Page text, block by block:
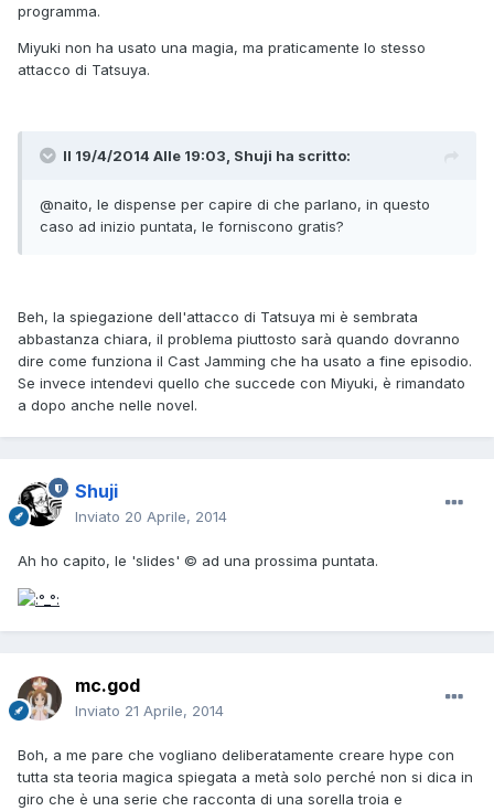
programma.
Miyuki non ha usato una magia, ma praticamente lo stesso
attacco di Tatsuya.
Il 19/4/2014 Alle 19:03, Shuji ha scritto:
@naito, le dispense per capire di che parlano, in questo
caso ad inizio puntata, le forniscono gratis?
Beh, la spiegazione dell'attacco di Tatsuya mi è sembrata
abbastanza chiara, il problema piuttosto sarà quando dovranno
dire come funziona il Cast Jamming che ha usato a fine episodio.
Se invece intendevi quello che succede con Miyuki, è rimandato
a dopo anche nelle novel.
Shuji
Inviato 20 Aprile, 2014
Ah ho capito, le 'slides' © ad una prossima puntata.
mc.god
Inviato 21 Aprile, 2014
Boh, a me pare che vogliano deliberatamente creare hype con
tutta sta teoria magica spiegata a metà solo perché non si dica in
giro che è una serie che racconta di una sorella troia e